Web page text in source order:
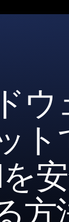
ウ
ト
方